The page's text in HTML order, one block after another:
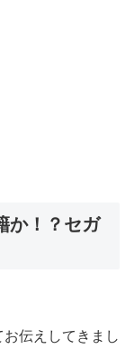
か！？セガ
伝えしてきまし